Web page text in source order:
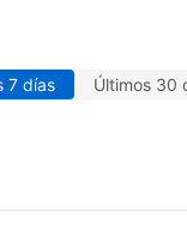
7 días Últimos 30